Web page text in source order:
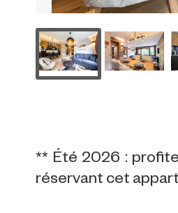
** Été 2026 :
réservant cet